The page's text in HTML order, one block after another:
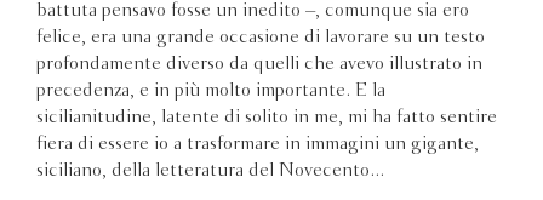
battuta pensavo fosse un inedito –, comunque sia ero
felice, era una grande occasione di lavorare su un testo
profondamente diverso da quelli che avevo illustrato in
precedenza, e in più molto importante. E la
sicilianitudine, latente di solito in me, mi ha fatto sentire
fiera di essere io a trasformare in immagini un gigante,
siciliano, della letteratura del Novecento...